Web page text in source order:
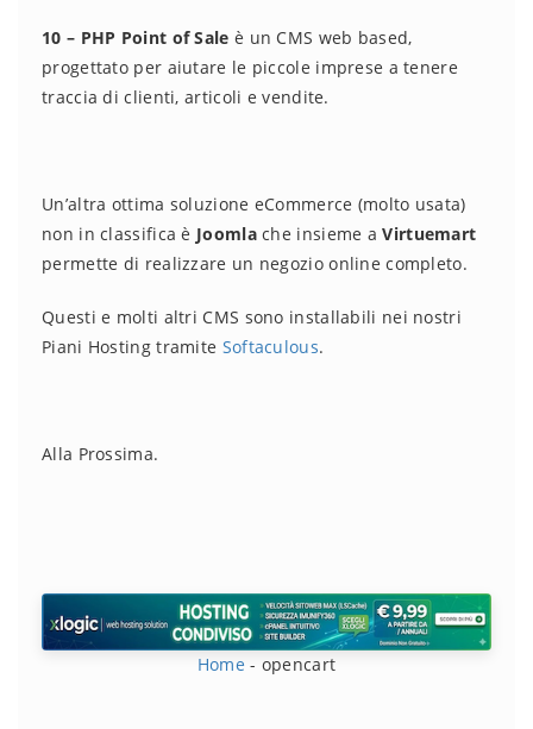
10 – PHP Point of Sale è un CMS web based,
progettato per aiutare le piccole imprese a tenere
traccia di clienti, articoli e vendite.
Un’altra ottima soluzione eCommerce (molto usata)
non in classifica è Joomlache insieme aVirtuemart
permette di realizzare un negozio online completo.
Questi e molti altri CMS sono installabili nei nostri
Piani Hosting tramite Softaculous.
Alla Prossima.
Home- opencart